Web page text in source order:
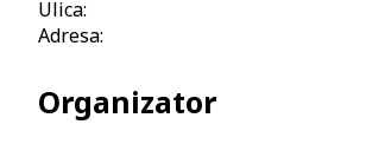
Ulica:
Adresa:
Organizator